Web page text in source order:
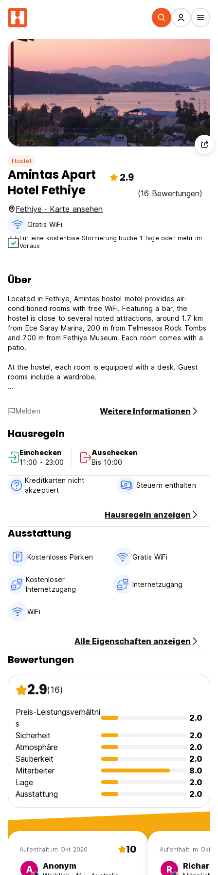
Hostel
Amintas Apart
Hotel Fethiye
2.9
(16 Bewertungen)
Fethiye · Karte ansehen
Gratis WiFi
Für eine kostenlose Stornierung buche 1 Tage oder mehr im
Voraus
Über
Located in Fethiye, Amintas hostel motel provides air-
conditioned rooms with free WiFi. Featuring a bar, the
hostel is close to several noted attractions, around 1.7 km
from Ece Saray Marina, 200 m from Telmessos Rock Tombs
and 700 m from Fethiye Museum. Each room comes with a
patio.
At the hostel, each room is equipped with a desk. Guest
rooms include a wardrobe.
motel.
Amintas hostel Policies and Conditions:
Cancellation policy: Free cancellation
Check in from 14:00 to 18:00 .
Check out before 10:00 .
No pets
Melden Weitere Informationen
Hausregeln
Einchecken
11:00 - 23:00
Auschecken
Bis 10:00
Kreditkarten nicht
akzeptiert
Steuern enthalten
Hausregeln anzeigen
Ausstattung
Kostenloses Parken Gratis WiFi
Kostenloser
Internetzugang
Internetzugang
WiFi
Alle Eigenschaften anzeigen
Bewertungen
2.9(16)
Preis-Leistungsverhältni
s
2.0
Sicherheit
2.0
Atmosphäre
2.0
Sauberkeit
2.0
Mitarbeiter
8.0
Lage
2.0
Ausstattung
2.0
Aufenthalt im Okt 2020 10
A Anonym
Aufenthalt im Okt
R Richard